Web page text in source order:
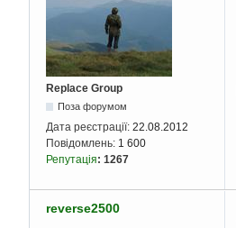
Replace Group
Поза форумом
Дата реєстрації: 22.08.2012
Повідомлень: 1 600
Репутація: 1267
reverse2500